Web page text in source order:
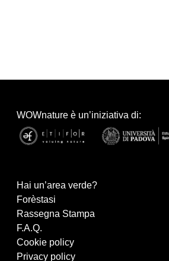
WOWnature è un’iniziativa di:
Hai un’area verde?
Forèstasi
Rassegna Stampa
F.A.Q.
Cookie policy
Privacy policy